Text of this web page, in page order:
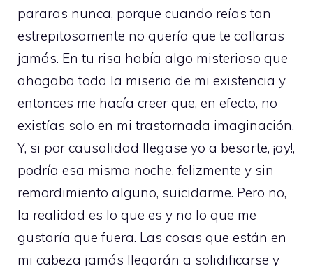
pararas nunca, porque cuando reías tan
estrepitosamente no quería que te callaras
jamás. En tu risa había algo misterioso que
ahogaba toda la miseria de mi existencia y
entonces me hacía creer que, en efecto, no
existías solo en mi trastornada imaginación.
Y, si por causalidad llegase yo a besarte, ¡ay!,
podría esa misma noche, felizmente y sin
remordimiento alguno, suicidarme. Pero no,
la realidad es lo que es y no lo que me
gustaría que fuera. Las cosas que están en
mi cabeza jamás llegarán a solidificarse y